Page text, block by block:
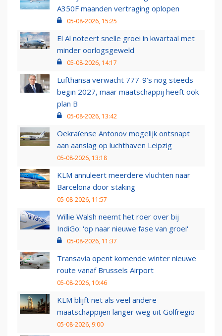
A350F maanden vertraging oplopen
05-08-2026, 15:25
El Al noteert snelle groei in kwartaal met
minder oorlogsgeweld
05-08-2026, 14:17
Lufthansa verwacht 777-9’s nog steeds
begin 2027, maar maatschappij heeft ook
plan B
05-08-2026, 13:42
Oekraïense Antonov mogelijk ontsnapt
aan aanslag op luchthaven Leipzig
05-08-2026, 13:18
KLM annuleert meerdere vluchten naar
Barcelona door staking
05-08-2026, 11:57
Willie Walsh neemt het roer over bij
IndiGo: 'op naar nieuwe fase van groei'
05-08-2026, 11:37
Transavia opent komende winter nieuwe
route vanaf Brussels Airport
05-08-2026, 10:46
KLM blijft net als veel andere
maatschappijen langer weg uit Golfregio
05-08-2026, 9:00